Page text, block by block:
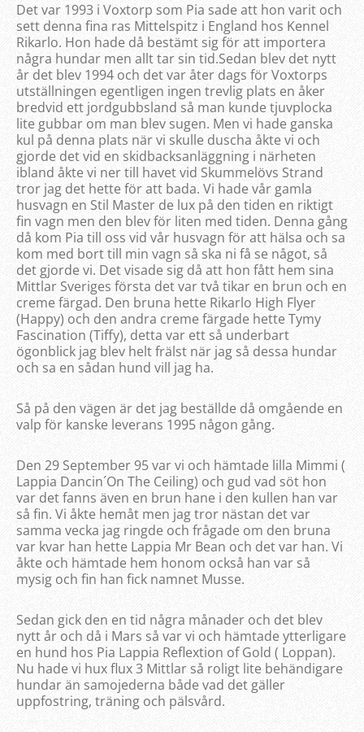
Det var 1993 i Voxtorp som Pia sade att hon varit och
sett denna fina ras Mittelspitz i England hos Kennel
Rikarlo. Hon hade då bestämt sig för att importera
några hundar men allt tar sin tid.Sedan blev det nytt
år det blev 1994 och det var åter dags för Voxtorps
utställningen egentligen ingen trevlig plats en åker
bredvid ett jordgubbsland så man kunde tjuvplocka
lite gubbar om man blev sugen. Men vi hade ganska
kul på denna plats när vi skulle duscha åkte vi och
gjorde det vid en skidbacksanläggning i närheten
ibland åkte vi ner till havet vid Skummelövs Strand
tror jag det hette för att bada. Vi hade vår gamla
husvagn en Stil Master de lux på den tiden en riktigt
fin vagn men den blev för liten med tiden. Denna gång
då kom Pia till oss vid vår husvagn för att hälsa och sa
kom med bort till min vagn så ska ni få se något, så
det gjorde vi. Det visade sig då att hon fått hem sina
Mittlar Sveriges första det var två tikar en brun och en
creme färgad. Den bruna hette Rikarlo High Flyer
(Happy) och den andra creme färgade hette Tymy
Fascination (Tiffy), detta var ett så underbart
ögonblick jag blev helt frälst när jag så dessa hundar
och sa en sådan hund vill jag ha.
Så på den vägen är det jag beställde då omgående en
valp för kanske leverans 1995 någon gång.
Den 29 September 95 var vi och hämtade lilla Mimmi (
Lappia Dancin´On The Ceiling) och gud vad söt hon
var det fanns även en brun hane i den kullen han var
så fin. Vi åkte hemåt men jag tror nästan det var
samma vecka jag ringde och frågade om den bruna
var kvar han hette Lappia Mr Bean och det var han. Vi
åkte och hämtade hem honom också han var så
mysig och fin han fick namnet Musse.
Sedan gick den en tid några månader och det blev
nytt år och då i Mars så var vi och hämtade ytterligare
en hund hos Pia Lappia Reflextion of Gold ( Loppan).
Nu hade vi hux flux 3 Mittlar så roligt lite behändigare
hundar än samojederna både vad det gäller
uppfostring, träning och pälsvård.